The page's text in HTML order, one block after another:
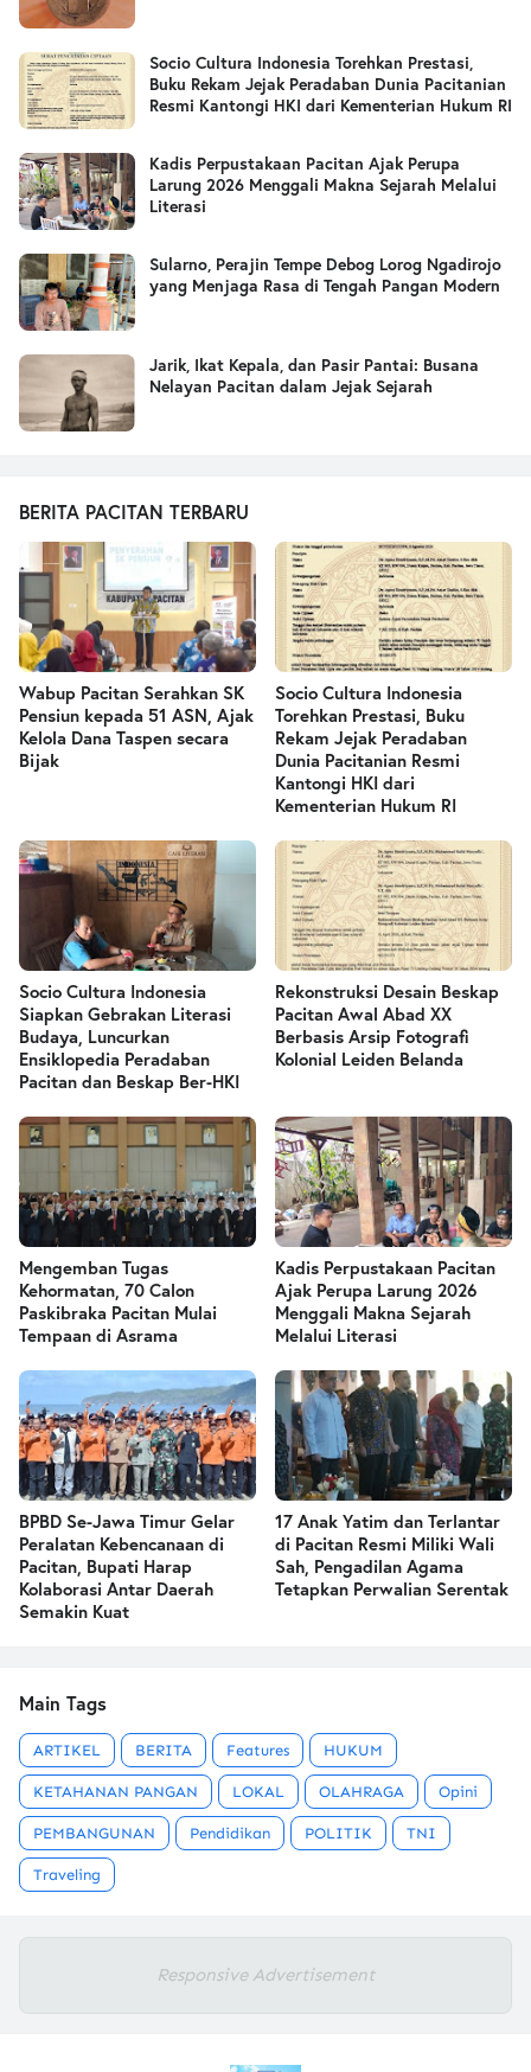
Socio Cultura Indonesia Torehkan Prestasi,
Buku Rekam Jejak Peradaban Dunia Pacitanian
Resmi Kantongi HKI dari Kementerian Hukum RI
Kadis Perpustakaan Pacitan Ajak Perupa
Larung 2026 Menggali Makna Sejarah Melalui
Literasi
Sularno, Perajin Tempe Debog Lorog Ngadirojo
yang Menjaga Rasa di Tengah Pangan Modern
Jarik, Ikat Kepala, dan Pasir Pantai: Busana
Nelayan Pacitan dalam Jejak Sejarah
BERITA PACITAN TERBARU
Wabup Pacitan Serahkan SK
Pensiun kepada 51 ASN, Ajak
Kelola Dana Taspen secara
Bijak
Socio Cultura Indonesia
Torehkan Prestasi, Buku
Rekam Jejak Peradaban
Dunia Pacitanian Resmi
Kantongi HKI dari
Kementerian Hukum RI
Socio Cultura Indonesia
Siapkan Gebrakan Literasi
Budaya, Luncurkan
Ensiklopedia Peradaban
Pacitan dan Beskap Ber-HKI
Rekonstruksi Desain Beskap
Pacitan Awal Abad XX
Berbasis Arsip Fotografi
Kolonial Leiden Belanda
Mengemban Tugas
Kehormatan, 70 Calon
Paskibraka Pacitan Mulai
Tempaan di Asrama
Kadis Perpustakaan Pacitan
Ajak Perupa Larung 2026
Menggali Makna Sejarah
Melalui Literasi
BPBD Se-Jawa Timur Gelar
Peralatan Kebencanaan di
Pacitan, Bupati Harap
Kolaborasi Antar Daerah
Semakin Kuat
17 Anak Yatim dan Terlantar
di Pacitan Resmi Miliki Wali
Sah, Pengadilan Agama
Tetapkan Perwalian Serentak
Main Tags
ARTIKEL BERITA Features HUKUM
KETAHANAN PANGAN LOKAL OLAHRAGA Opini
PEMBANGUNAN Pendidikan POLITIK TNI
Traveling
Responsive Advertisement